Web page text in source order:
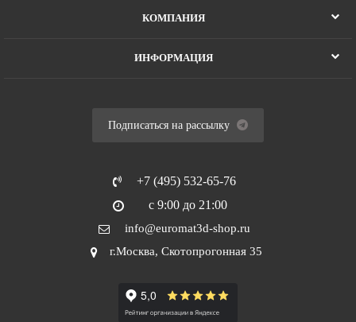
КОМПАНИЯ
ИНФОРМАЦИЯ
Подписаться на рассылку
+7 (495) 532-65-76
с 9:00 до 21:00
info@euromat3d-shop.ru
г.Москва, Скотопрогонная 35